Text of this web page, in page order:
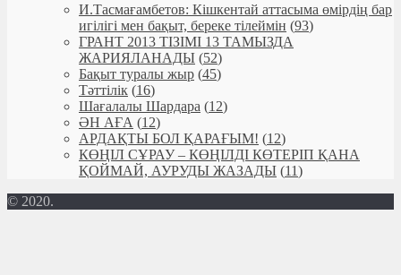
И.Тасмағамбетов: Кішкентай аттасыма өмірдің бар
игілігі мен бақыт, береке тілеймін (93)
ГРАНТ 2013 ТІЗІМІ 13 ТАМЫЗДА
ЖАРИЯЛАНАДЫ (52)
Бақыт туралы жыр (45)
Тәттілік (16)
Шағалалы Шардара (12)
ӘН АҒА (12)
АРДАҚТЫ БОЛ ҚАРАҒЫМ! (12)
КӨҢІЛ СҰРАУ – КӨҢІЛДІ КӨТЕРІП ҚАНА
ҚОЙМАЙ, АУРУДЫ ЖАЗАДЫ (11)
© 2020.